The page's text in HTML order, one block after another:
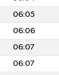
06:05
06:06
06:07
06:07